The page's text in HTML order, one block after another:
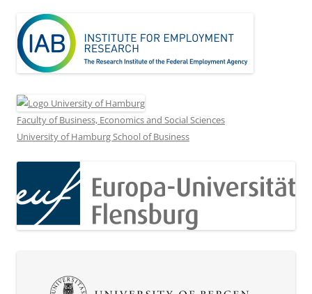
Faculty of Business, Economics and Social Sciences
University of Hamburg School of Business